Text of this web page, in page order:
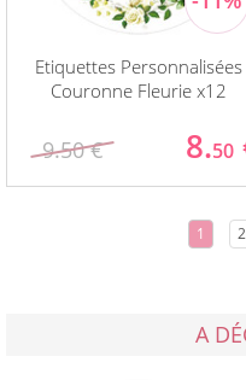
Etiquettes Personnalisées
Couronne Fleurie x12
9.50 € 8.50
1 2
A